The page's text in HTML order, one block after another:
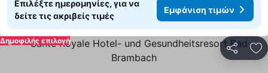
Επιλέξτε ημερομηνίες, για να
δείτε τις ακριβείς τιμές
Εμφάνιση τιμών
Δημοφιλής επιλογή